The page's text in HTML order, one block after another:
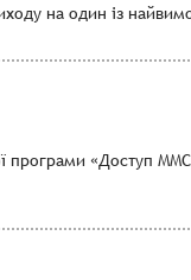
на один із
програми «Доступ